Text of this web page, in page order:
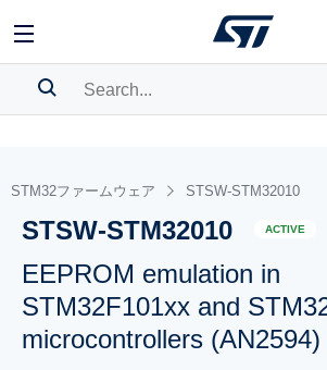
BOOKMARK
Pleaselog into show your saved
STM32ファームウェア STSW-STM32010
STSW-STM32010 ACTIVE
EEPROM emulation in
STM32F101xx and
microcontrollers (AN2594)